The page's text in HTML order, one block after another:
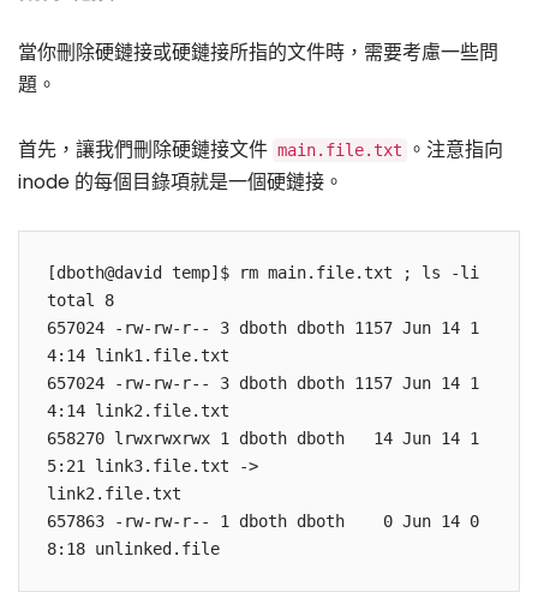
當你刪除硬鏈接或硬鏈接所指的文件時，需要考慮一些問
題。
首先，讓我們刪除硬鏈接文件 main.file.txt
。注意指向
inode 的每個目錄項就是一個硬鏈接。
[dboth@david temp]$ rm main.file.txt ; ls -li
total 8
657024 -rw-rw-r-- 3 dboth dboth 1157 Jun 14 1
4:14 link1.file.txt
657024 -rw-rw-r-- 3 dboth dboth 1157 Jun 14 1
4:14 link2.file.txt
658270 lrwxrwxrwx 1 dboth dboth   14 Jun 14 1
5:21 link3.file.txt ->
link2.file.txt
657863 -rw-rw-r-- 1 dboth dboth    0 Jun 14 0